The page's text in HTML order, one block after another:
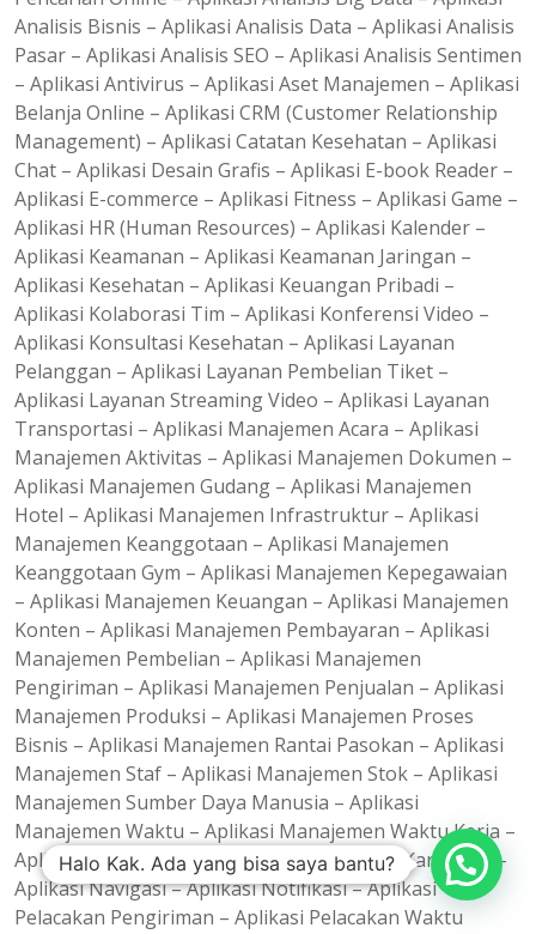
Analisis Bisnis – Aplikasi Analisis Data – Aplikasi Analisis
Pasar – Aplikasi Analisis SEO – Aplikasi Analisis Sentimen
– Aplikasi Antivirus – Aplikasi Aset Manajemen – Aplikasi
Belanja Online – Aplikasi CRM (Customer Relationship
Management) – Aplikasi Catatan Kesehatan – Aplikasi
Chat – Aplikasi Desain Grafis – Aplikasi E-book Reader –
Aplikasi E-commerce – Aplikasi Fitness – Aplikasi Game –
Aplikasi HR (Human Resources) – Aplikasi Kalender –
Aplikasi Keamanan – Aplikasi Keamanan Jaringan –
Aplikasi Kesehatan – Aplikasi Keuangan Pribadi –
Aplikasi Kolaborasi Tim – Aplikasi Konferensi Video –
Aplikasi Konsultasi Kesehatan – Aplikasi Layanan
Pelanggan – Aplikasi Layanan Pembelian Tiket –
Aplikasi Layanan Streaming Video – Aplikasi Layanan
Transportasi – Aplikasi Manajemen Acara – Aplikasi
Manajemen Aktivitas – Aplikasi Manajemen Dokumen –
Aplikasi Manajemen Gudang – Aplikasi Manajemen
Hotel – Aplikasi Manajemen Infrastruktur – Aplikasi
Manajemen Keanggotaan – Aplikasi Manajemen
Keanggotaan Gym – Aplikasi Manajemen Kepegawaian
– Aplikasi Manajemen Keuangan – Aplikasi Manajemen
Konten – Aplikasi Manajemen Pembayaran – Aplikasi
Manajemen Pembelian – Aplikasi Manajemen
Pengiriman – Aplikasi Manajemen Penjualan – Aplikasi
Manajemen Produksi – Aplikasi Manajemen Proses
Bisnis – Aplikasi Manajemen Rantai Pasokan – Aplikasi
Manajemen Staf – Aplikasi Manajemen Stok – Aplikasi
Manajemen Sumber Daya Manusia – Aplikasi
Manajemen Waktu – Aplikasi Manajemen Waktu Kerja –
Aplikasi Media Sosial – Aplikasi Monitoring Karyawan –
Aplikasi Navigasi – Aplikasi Notifikasi – Aplikasi
Pelacakan Pengiriman – Aplikasi Pelacakan Waktu
Halo Kak. Ada yang bisa saya bantu?